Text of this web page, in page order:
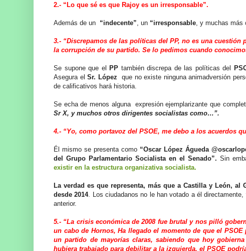
2.- “Lo que sé es que Rajoy es un irresponsable”.
Además de un “indecente” , un “irresponsable , y muchas
3.- “Discrepamos de las políticas del PP, no es una
la corrupción de su partido. Se lo pedimos cuando
Se supone que el PP también discrepa de las políticas del
Asegura elSr. López que no existe ninguna animadversión
de calificativos hará historia.
Se echa de menos alguna expresión ejemplarizante que
Sr X, y muchos otros dirigentes socialistas como…”.
4.- “Yo, como portavoz del PSOE, me debo a los acuerdos
Él mismo se presenta como “Oscar López Águeda
del Grupo Parlamentario Socialista en el Senado”. Sin
existir en la estructura organizativa socialista.
La verdad es que representa, más que a Castilla y León,
desde 2014. Los ciudadanos no le han votado a él
anterior.
5.- “La crisis económica de 2008 fue brutal y nos pilló
un cabo de Hornos, Ha llegado el momento de que el
un partido de mayorías claras, sabiendo que hoy
hubiera trabajado para debilitar a la izquierda, el PSOE